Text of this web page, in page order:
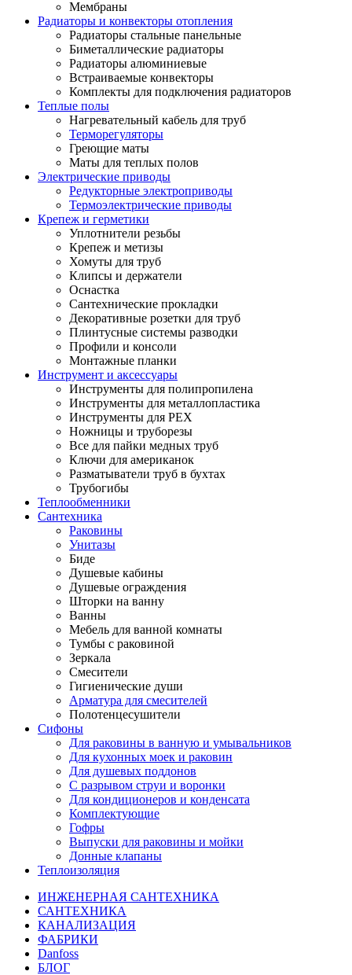
Мембраны
Радиаторы и конвекторы отопления
Радиаторы стальные панельные
Биметаллические радиаторы
Радиаторы алюминиевые
Встраиваемые конвекторы
Комплекты для подключения радиаторов
Теплые полы
Нагревательный кабель для труб
Терморегуляторы
Греющие маты
Маты для теплых полов
Электрические приводы
Редукторные электроприводы
Термоэлектрические приводы
Крепеж и герметики
Уплотнители резьбы
Крепеж и метизы
Хомуты для труб
Клипсы и держатели
Оснастка
Сантехнические прокладки
Декоративные розетки для труб
Плинтусные системы разводки
Профили и консоли
Монтажные планки
Инструмент и аксессуары
Инструменты для полипропилена
Инструменты для металлопластика
Инструменты для PEX
Ножницы и труборезы
Все для пайки медных труб
Ключи для американок
Разматыватели труб в бухтах
Трубогибы
Теплообменники
Сантехника
Раковины
Унитазы
Биде
Душевые кабины
Душевые ограждения
Шторки на ванну
Ванны
Мебель для ванной комнаты
Тумбы с раковиной
Зеркала
Смесители
Гигиенические души
Арматура для смесителей
Полотенцесушители
Сифоны
Для раковины в ванную и умывальников
Для кухонных моек и раковин
Для душевых поддонов
С разрывом струи и воронки
Для кондиционеров и конденсата
Комплектующие
Гофры
Выпуски для раковины и мойки
Донные клапаны
Теплоизоляция
ИНЖЕНЕРНАЯ САНТЕХНИКА
САНТЕХНИКА
КАНАЛИЗАЦИЯ
ФАБРИКИ
Danfoss
БЛОГ